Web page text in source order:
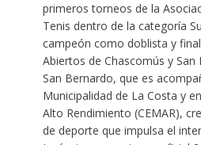
primeros torneos de la
Tenis dentro de la categoría
campeón como doblista y
Abiertos de Chascomús y San
San Bernardo, que es
Municipalidad de La Costa y
Alto Rendimiento (CEMAR),
de deporte que impulsa el